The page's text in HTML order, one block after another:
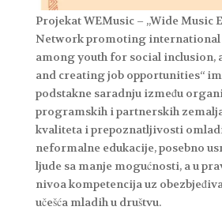
Projekat WEMusic – „Wide Music
Network promoting international
among youth for social inclusion,
and creating job opportunities“
podstakne saradnju između
programskih i partnerskih
kvaliteta i prepoznatljivosti
neformalne edukacije, posebno
ljude sa manje mogućnosti, a u
nivoa kompetencija uz
učešća mladih u društvu.